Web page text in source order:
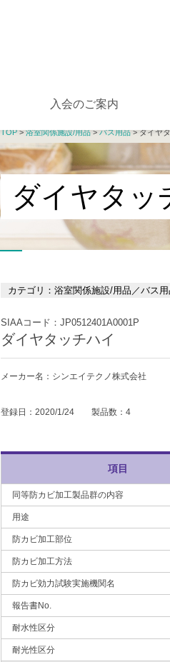
入会のご案内
TOP>浴室関係施設/用品>バス用品> ダイヤ
ダイヤタッ
カテゴリ：浴室関係施設/用品／バス用
SIAAコード：JP0512401A0001P
ダイヤタッチハイ
メーカー名：シンエイテクノ株式会社
登録日：2020/1/24 製品数：4
項目
同等防カビ加工製品群の内容
用途
防カビ加工部位
防カビ加工方法
防カビ効力試験実施機関名
報告書No.
耐水性区分
耐光性区分